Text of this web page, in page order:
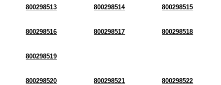
800298513 800298514 800298515
800298516 800298517 800298518
800298519
800298520 800298521 800298522